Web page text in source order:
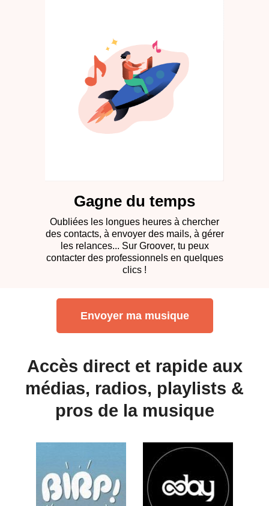
Gagne du temps
Oubliées les longues heures à chercher
des contacts, à envoyer des mails, à gérer
les relances... Sur Groover, tu peux
contacter des professionnels en quelques
clics !
Envoyer ma musique
Accès direct et rapide aux
médias, radios, playlists &
pros de la musique